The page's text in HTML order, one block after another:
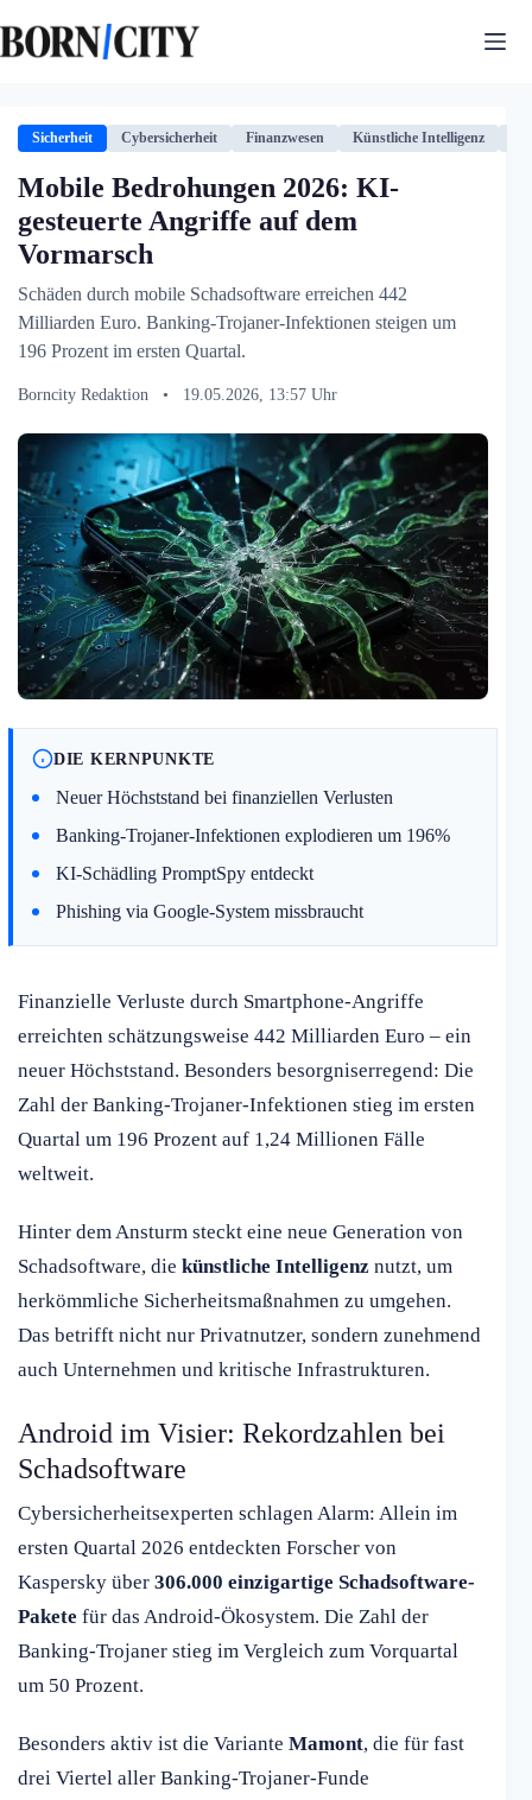
Inhalt
springen
Sicherheit Cybersicherheit Finanzwesen Künstliche Intelligenz
Mobile Bedrohungen 2026: KI-
gesteuerte Angriffe auf dem
Vormarsch
Schäden durch mobile Schadsoftware erreichen 442
Milliarden Euro. Banking-Trojaner-Infektionen steigen um
196 Prozent im ersten Quartal.
Borncity Redaktion • 19.05.2026, 13:57 Uhr
DIE KERNPUNKTE
Neuer Höchststand bei finanziellen Verlusten
Banking-Trojaner-Infektionen explodieren um 196%
KI-Schädling PromptSpy entdeckt
Phishing via Google-System missbraucht
Finanzielle Verluste durch Smartphone-Angriffe
erreichten schätzungsweise 442 Milliarden Euro – ein
neuer Höchststand. Besonders besorgniserregend: Die
Zahl der Banking-Trojaner-Infektionen stieg im ersten
Quartal um 196 Prozent auf 1,24 Millionen Fälle
weltweit.
Hinter dem Ansturm steckt eine neue Generation von
Schadsoftware, die künstliche Intelligenz nutzt, um
herkömmliche Sicherheitsmaßnahmen zu umgehen.
Das betrifft nicht nur Privatnutzer, sondern zunehmend
auch Unternehmen und kritische Infrastrukturen.
Android im Visier: Rekordzahlen bei
Schadsoftware
Cybersicherheitsexperten schlagen Alarm: Allein im
ersten Quartal 2026 entdeckten Forscher von
Kaspersky über 306.000 einzigartige Schadsoftware-
Pakete für das Android-Ökosystem. Die Zahl der
Banking-Trojaner stieg im Vergleich zum Vorquartal
um 50 Prozent.
Besonders aktiv ist die Variante Mamont, die für fast
drei Viertel aller Banking-Trojaner-Funde